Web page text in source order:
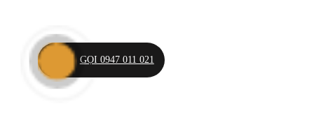
GỌI 0947 011 021